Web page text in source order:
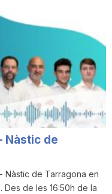
Nàstic de
Nàstic de Tarragona en
de les 16:50h de la